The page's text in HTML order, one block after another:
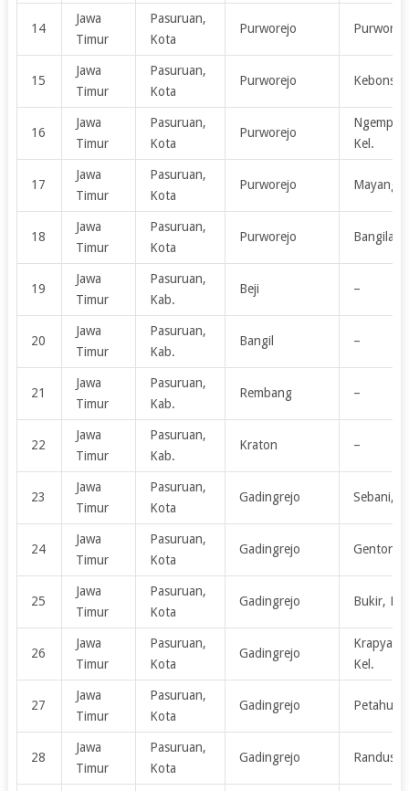
14
Jawa
Timur
Pasuruan,
Kota
Purworejo
15
Jawa
Timur
Pasuruan,
Kota
Purworejo
16
Jawa
Timur
Pasuruan,
Kota
Purworejo
Kel.
17
Jawa
Timur
Pasuruan,
Kota
Purworejo
18
Jawa
Timur
Pasuruan,
Kota
Purworejo Bangilan,
19
Jawa
Timur
Pasuruan,
Kab.
Beji –
20
Jawa
Timur
Pasuruan,
Kab.
Bangil –
21
Jawa
Timur
Pasuruan,
Kab.
Rembang –
22
Jawa
Timur
Pasuruan,
Kab.
Kraton –
23
Jawa
Timur
Pasuruan,
Kota
Gadingrejo Sebani,
24
Jawa
Timur
Pasuruan,
Kota
Gadingrejo Gentong,
25
Jawa
Timur
Pasuruan,
Kota
Gadingrejo Bukir,
26
Jawa
Timur
Pasuruan,
Kota
Gadingrejo
Kel.
27
Jawa
Timur
Pasuruan,
Kota
Gadingrejo
28
Jawa
Timur
Pasuruan,
Kota
Gadingrejo